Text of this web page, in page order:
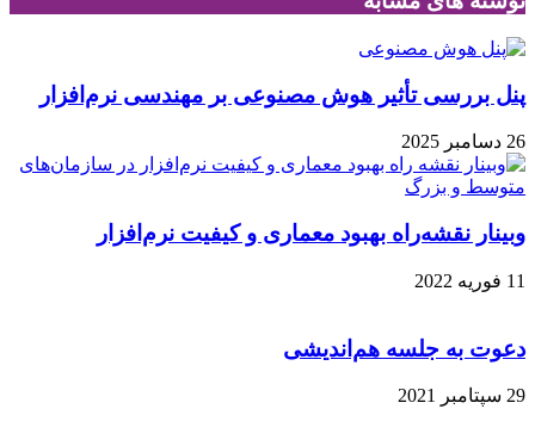
پنل بررسی تأثیر هوش مصنوعی بر مهندسی نرم‌افزار
26 دسامبر 2025
وبینار نقشه‌راه بهبود معماری و کیفیت نرم‌افزار
11 فوریه 2022
دعوت به جلسه هم‌اندیشی
29 سپتامبر 2021